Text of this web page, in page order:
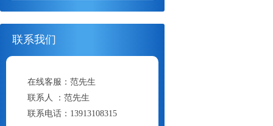
联系我们
在线客服：范先生
联系人 ：范先生
联系电话： 13913108315